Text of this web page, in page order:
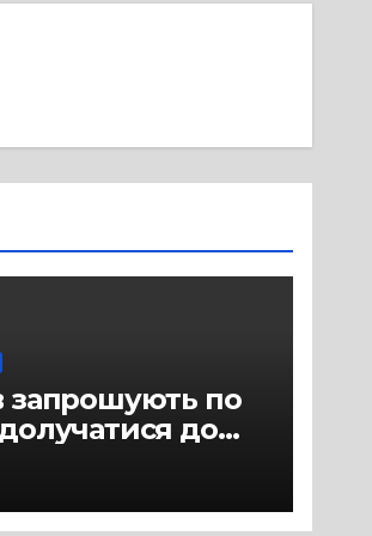
запрошують по
до
із собаками з
Центру
безпритульним